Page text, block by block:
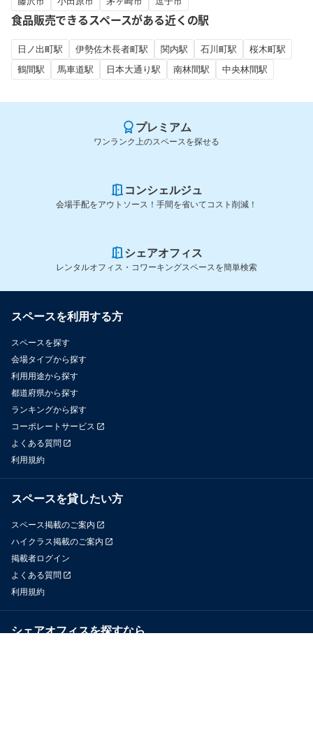
食品販売できるスペースがある近くの駅
日ノ出町駅 伊勢佐木長者町駅 関内駅 石川町駅
桜木町駅
鶴間駅
馬車道駅 日本大通り駅 南林間駅 中央林間駅
プレミアム
ワンランク上のスペースを探せる
コンシェルジュ
会場手配をアウトソース！手間を省いてコスト削減！
シェアオフィス
レンタルオフィス・コワーキングスペースを簡単検索
スペースを利用する方
スペースを探す
会場タイプから探す
利用用途から探す
都道府県から探す
ランキングから探す
コーポレートサービス
よくある質問
利用規約
スペースを貸したい方
スペース掲載のご案内
ハイクラス掲載のご案内
掲載者ログイン
よくある質問
利用規約
シェアオフィスを探すなら